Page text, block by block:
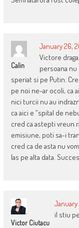
Calin
January 26,
Victore
persoana nu
speriat si pe Putin.
pe noi ne-ar ocoli, ca
nici turcii nu au
ca aici e “spital de
cred ca astepti vreun
emisiune, poti sa-i
cred ca de asta nu
las pe alta data.
Victor Ciutacu
January
il stiu